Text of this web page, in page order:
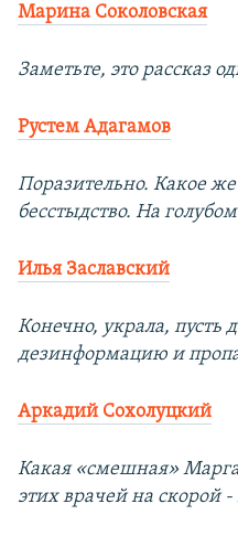
Марина Соколовская
Заметьте, это рассказ
Рустем Адагамов
Поразительно. Какое же
бесстыдство. На
Илья Заславский
Конечно, украла, пусть
дезинформацию и
Аркадий Сохолуцкий
Какая «смешная»
этих врачей на скорой